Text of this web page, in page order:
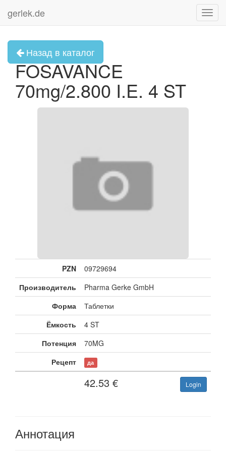
gerlek.de
Назад в каталог
FOSAVANCE
70mg/2.800 I.E. 4 ST
PZN
09729694
Производитель
Pharma Gerke GmbH
Форма
Таблетки
Ёмкость
4 ST
Потенция
70MG
Рецепт
да
42.53 € Login
Аннотация